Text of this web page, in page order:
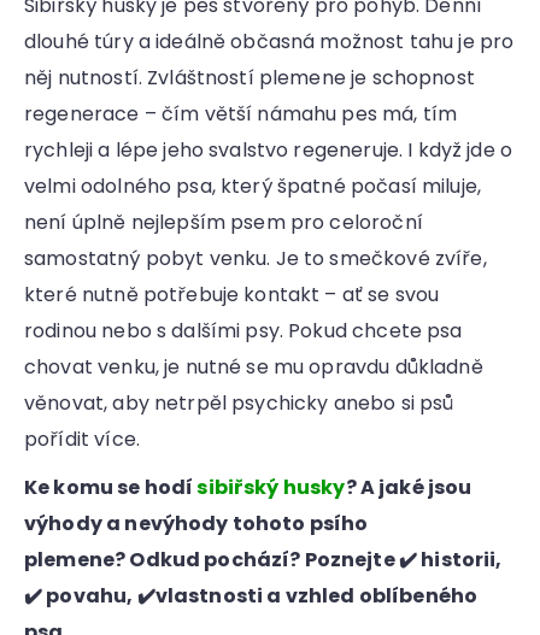
dlouhé túry a ideálně občasná možnost tahu je pro
něj nutností. Zvláštností plemene je schopnost
regenerace – čím větší námahu pes má, tím
rychleji a lépe jeho svalstvo regeneruje. I když jde o
velmi odolného psa, který špatné počasí miluje,
není úplně nejlepším psem pro celoroční
samostatný pobyt venku. Je to smečkové zvíře,
které nutně potřebuje kontakt – ať se svou
rodinou nebo s dalšími psy. Pokud chcete psa
chovat venku, je nutné se mu opravdu důkladně
věnovat, aby netrpěl psychicky anebo si psů
pořídit více.
Ke komu se hodísibiřský husky? A jaké jsou
výhody a nevýhody tohoto psího
plemene? Odkud pochází? Poznejte ✔️ historii,
✔️ povahu, ✔️vlastnosti a vzhled oblíbeného